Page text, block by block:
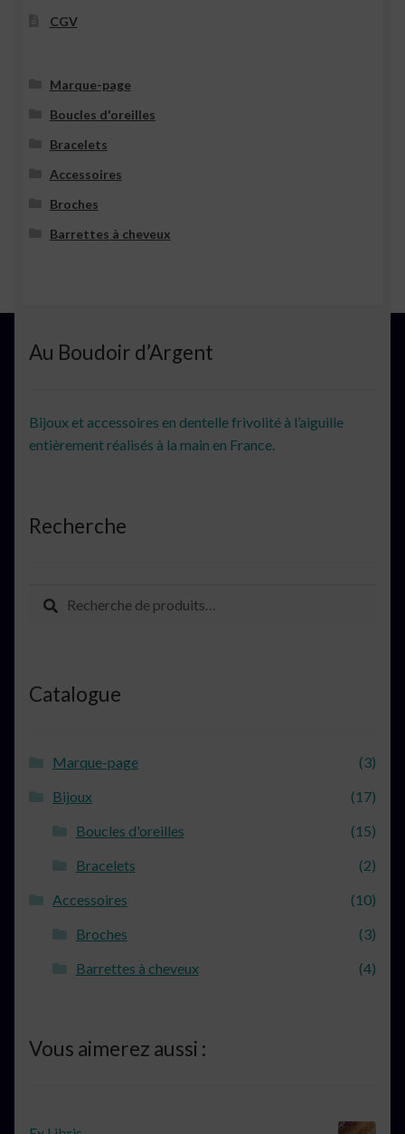
CGV
Marque-page
Boucles d'oreilles
Bracelets
Accessoires
Broches
Barrettes à cheveux
Au Boudoir d’Argent
Bijoux et accessoires en dentelle frivolité à l’aiguille
entièrement réalisés à la main en France.
Recherche
Recherche
pour :
Recherche
Catalogue
Marque-page
(3)
Bijoux
(17)
Boucles d'oreilles
(15)
Bracelets
(2)
Accessoires
(10)
Broches
(3)
Barrettes à cheveux
(4)
Vous aimerez aussi :